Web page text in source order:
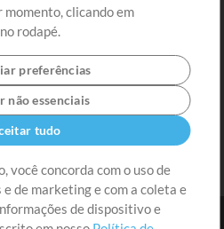
momento, clicando em
no rodapé.
preferências
não essenciais
tudo
você concorda com o uso de
de marketing e com a coleta e
de dispositivo e